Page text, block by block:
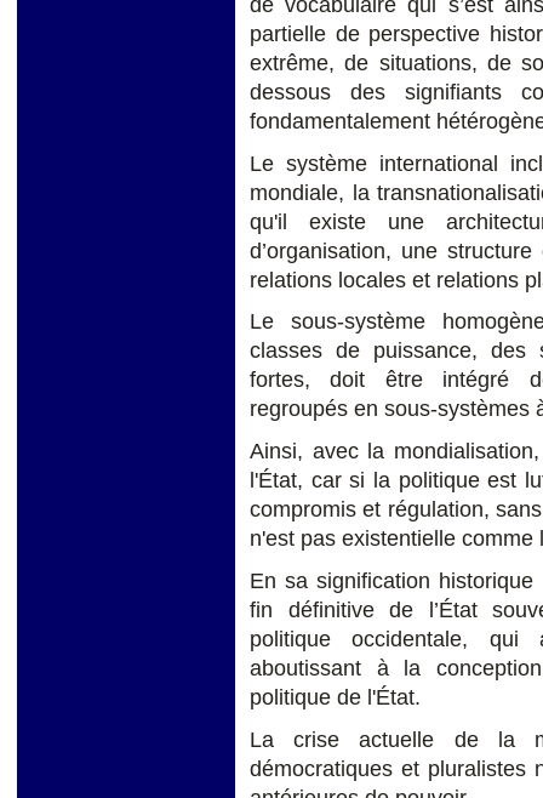
partielle de perspective
extrême, de situations, de
dessous des signifiants
fondamentalement
Le système international
mondiale, la
qu'il existe une
d’organisation, une
relations locales et relations
Le sous-système
classes de puissance, des
fortes, doit être intégré
regroupés en sous-systèmes
Ainsi, avec la
l'État, car si la politique est
compromis et régulation,
n'est pas existentielle comme
En sa signification
fin définitive de l’État
politique occidentale, qui
aboutissant à la
politique de l'État.
La crise actuelle de la
démocratiques et pluralistes